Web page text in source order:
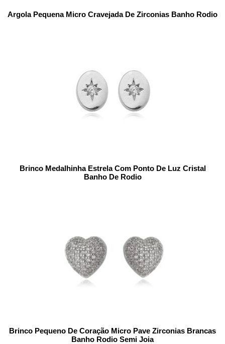
Argola Pequena Micro Cravejada De Zirconias Banho Rodio
Brinco Medalhinha Estrela Com Ponto De Luz Cristal
Banho De Rodio
Brinco Pequeno De Coração Micro Pave Zirconias Brancas
Banho Rodio Semi Joia